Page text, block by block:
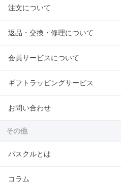
注文について
返品・交換・修理について
会員サービスについて
ギフトラッピングサービス
お問い合わせ
その他
パスクルとは
コラム